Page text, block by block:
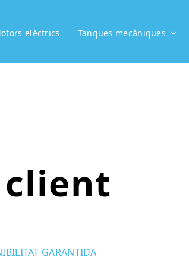
elèctrics Tanques mecàniques
client
GARANTIDA